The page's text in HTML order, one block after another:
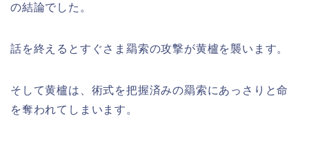
の結論でした。
話を終えるとすぐさま羂索の攻撃が黄櫨を襲います。
そして黄櫨は、術式を把握済みの羂索にあっさりと命
を奪われてしまいます。